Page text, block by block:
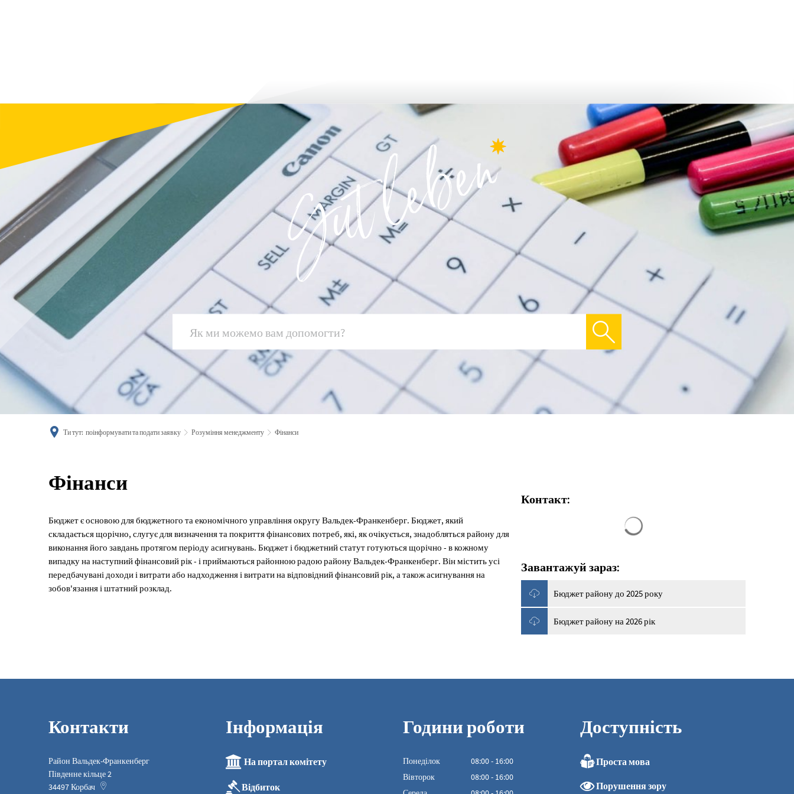
поінформувати та подати заявку рости та розвиватися живи та насолоджуйся
Ти тут: поінформувати та подати заявку Розуміння менеджменту Фінанси
ФінансиФінанси
Бюджет є основою для бюджетного та економічного управління округу Вальдек-Франкенберг. Бюджет, який
складається щорічно, слугує для визначення та покриття фінансових потреб, які, як очікується, знадобляться району для
виконання його завдань протягом періоду асигнувань. Бюджет і бюджетний статут готуються щорічно - в кожному
випадку на наступний фінансовий рік - і приймаються районною радою району Вальдек-Франкенберг. Він містить усі
передбачувані доходи і витрати або надходження і витрати на відповідний фінансовий рік, а також асигнування на
зобов'язання і штатний розклад.
Контакт:
Завантажуй зараз:
Бюджет району до 2025 року
Бюджет району на 2026 рік
Контакти
Район Вальдек-Франкенберг
Південне кільце 2
34497Корбач
Інформація
На портал комітету
Відбиток
Години роботи
Понеділок 08:00- 16:00
З 08:00 до 16:00
Вівторок 08:00- 16:00
З 08:00 до 16:00
Доступність
Проста мова
Порушення зору